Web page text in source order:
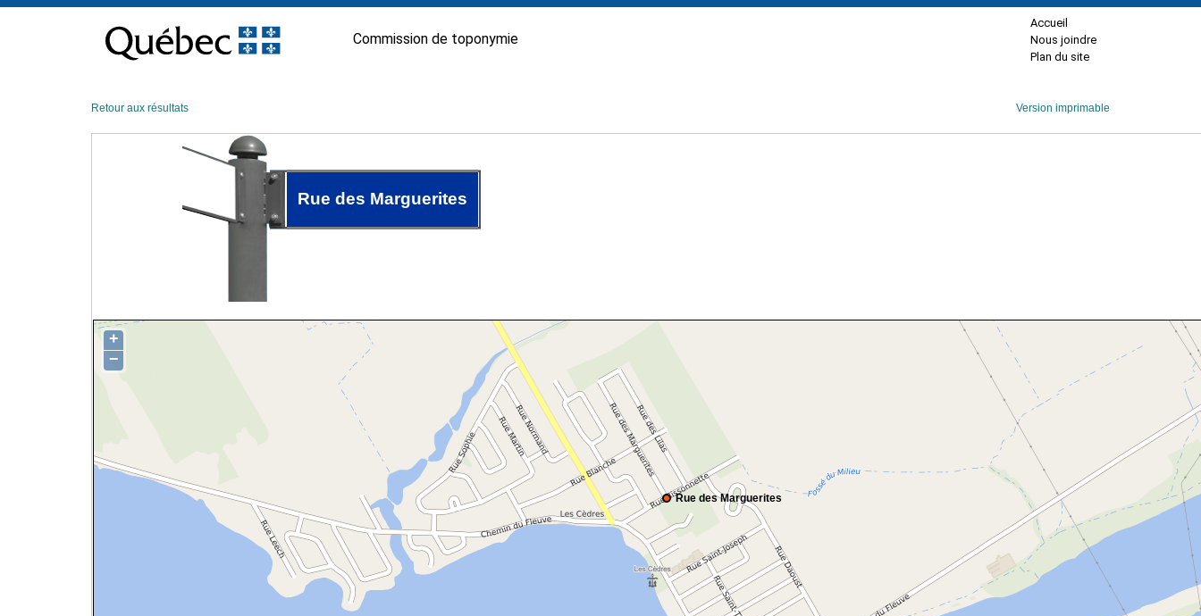
contenu
Commission de toponymie
Accueil
Nous joindre
Plan du site
Retour aux résultats Version imprimable
Rue des Marguerites
Rue des Marguerites
+
−